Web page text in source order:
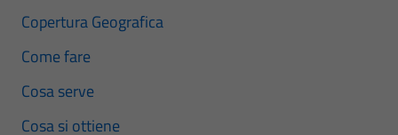
Copertura Geografica
Come fare
Cosa serve
Cosa si ottiene